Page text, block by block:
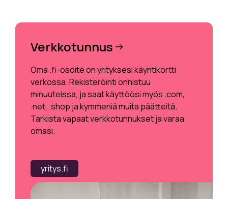
Verkkotunnus
Oma .fi-osoite on yrityksesi käyntikortti
verkossa. Rekisteröinti onnistuu
minuuteissa, ja saat käyttöösi myös .com,
.net, .shop ja kymmeniä muita päätteitä.
Tarkista vapaat verkkotunnukset ja varaa
omasi.
yritys.fi